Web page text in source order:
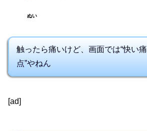
ぬい
触ったら痛いけど、画面では“快い痛
点”やねん
[ad]